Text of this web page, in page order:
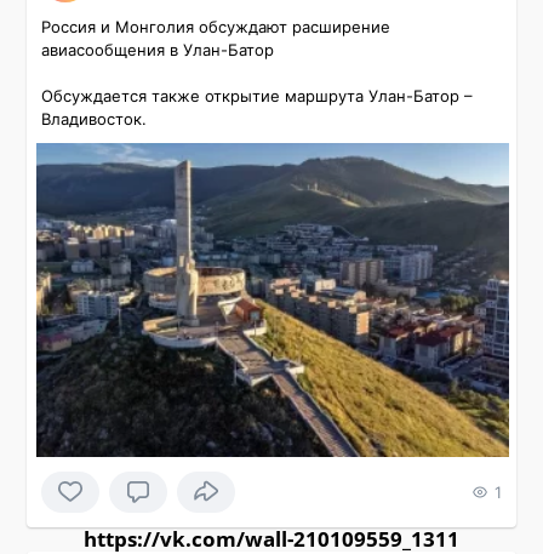
Россия и Монголия обсуждают расширение
авиасообщения в Улан-Батор
Обсуждается также открытие маршрута Улан-Батор –
Владивосток.
1
https://vk.com/wall-210109559_1311